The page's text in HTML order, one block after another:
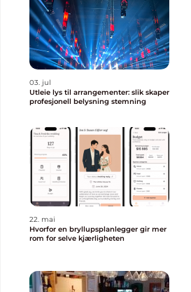
03. jul
Utleie lys til arrangementer: slik skaper
profesjonell belysning stemning
22. mai
Hvorfor en bryllupsplanlegger gir mer
rom for selve kjærligheten